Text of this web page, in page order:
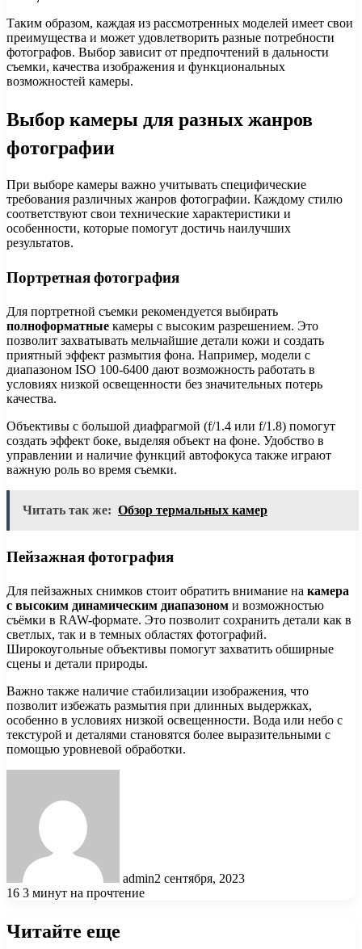
Таким образом, каждая из рассмотренных моделей имеет свои
преимущества и может удовлетворить разные потребности
фотографов. Выбор зависит от предпочтений в дальности
съемки, качества изображения и функциональных
возможностей камеры.
Выбор камеры для разных жанров
фотографии
При выборе камеры важно учитывать специфические
требования различных жанров фотографии. Каждому стилю
соответствуют свои технические характеристики и
особенности, которые помогут достичь наилучших
результатов.
Портретная фотография
Для портретной съемки рекомендуется выбирать
полноформатные камеры с высоким разрешением. Это
позволит захватывать мельчайшие детали кожи и создать
приятный эффект размытия фона. Например, модели с
диапазоном ISO 100-6400 дают возможность работать в
условиях низкой освещенности без значительных потерь
качества.
Объективы с большой диафрагмой (f/1.4 или f/1.8) помогут
создать эффект боке, выделяя объект на фоне. Удобство в
управлении и наличие функций автофокуса также играют
важную роль во время съемки.
Читать так же: Обзор термальных камер
Пейзажная фотография
Для пейзажных снимков стоит обратить внимание на камера
с высоким динамическим диапазоном и возможностью
съёмки в RAW-формате. Это позволит сохранить детали как в
светлых, так и в темных областях фотографий.
Широкоугольные объективы помогут захватить обширные
сцены и детали природы.
Важно также наличие стабилизации изображения, что
позволит избежать размытия при длинных выдержках,
особенно в условиях низкой освещенности. Вода или небо с
текстурой и деталями становятся более выразительными с
помощью уровневой обработки.
admin2 сентября, 2023
16 3 минут на прочтение
Читайте еще